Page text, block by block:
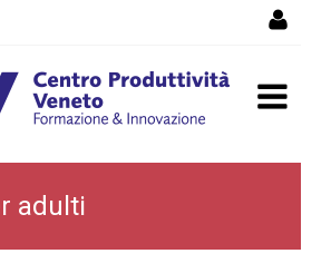
Attività per
adulti